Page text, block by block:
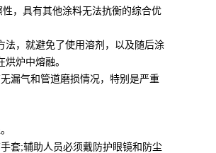
，具有其他涂料无法抗衡的综合优
法，就避免了使用溶剂，以及随后涂
炉中熔融。
漏气和管道磨损情况，特别是严重
套;辅助人员必须戴防护眼镜和防尘